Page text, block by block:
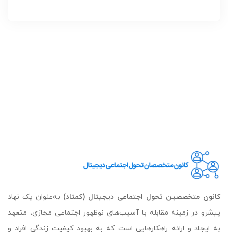
کانون متخصصین تحول اجتماعی دیجیتال (کمتاد) به‌عنوان یک نهاد
پیشرو در زمینه مقابله با آسیب‌های نوظهور اجتماعی مجازی، متعهد
به ایجاد و ارائه راهکارهایی است که به بهبود کیفیت زندگی افراد و